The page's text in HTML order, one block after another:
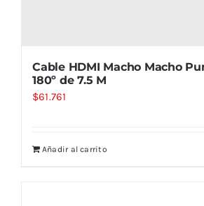
Cable HDMI Macho Macho
180º de 7.5 M
$61.761
Añadir al carrito